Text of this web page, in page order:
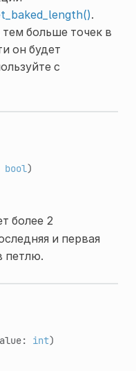
.
больше точек в
он будет
с
bool)
более 2
и первая
петлю.
int)